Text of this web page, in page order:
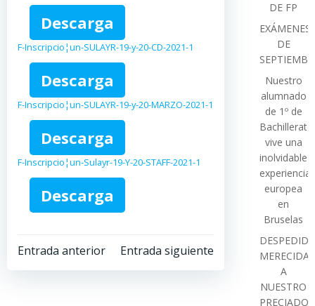
Descarga
F-Inscripcio¦un-SULAYR-19-y-20-CD-2021-1
Descarga
F-Inscripcio¦un-SULAYR-19-y-20-MARZO-2021-1
Descarga
F-Inscripcio¦un-Sulayr-19-Y-20-STAFF-2021-1
Descarga
Navegación
Entrada anterior
Navegación
Entrada siguiente
DE FP
EXÁMENES
DE
Nuestro
alumnado
de 1º de
Bachillerato
vive una
inolvidable
experiencia
europea
en
Bruselas
DESPEDIDA
MERECIDA
A
NUESTRO
PRECIADO